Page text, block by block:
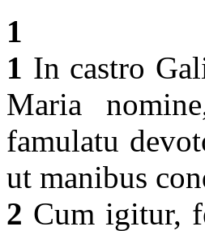
1
1 In castro
Maria
famulatu
ut manibus
2 Cum igitur,